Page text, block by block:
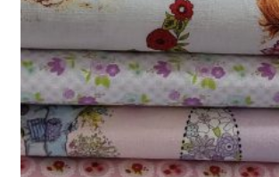
Las
opciones
se
pueden
elegir
en
la